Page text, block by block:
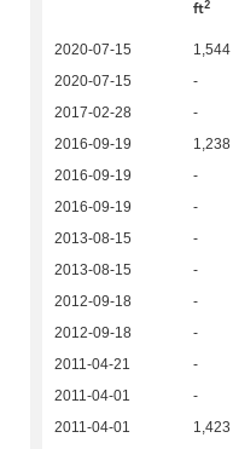
ft2
2020-07-15 1,544
2020-07-15 -
2017-02-28 -
2016-09-19 1,238
2016-09-19 -
2016-09-19 -
2013-08-15 -
2013-08-15 -
2012-09-18 -
2012-09-18 -
2011-04-21 -
2011-04-01 -
2011-04-01 1,423